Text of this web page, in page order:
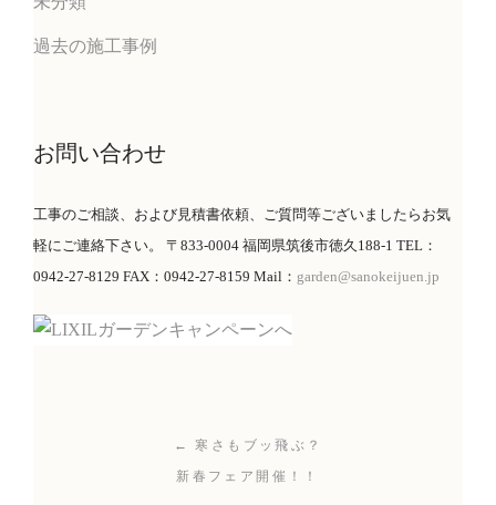
過去の施工事例
お問い合わせ
工事のご相談、および見積書依頼、ご質問等ございましたらお気
軽にご連絡下さい。 〒833-0004 福岡県筑後市徳久188-1 TEL：
0942-27-8129 FAX：0942-27-8159 Mail： garden@sanokeijuen.jp
← 寒さもブッ飛ぶ？
新春フェア開催！！